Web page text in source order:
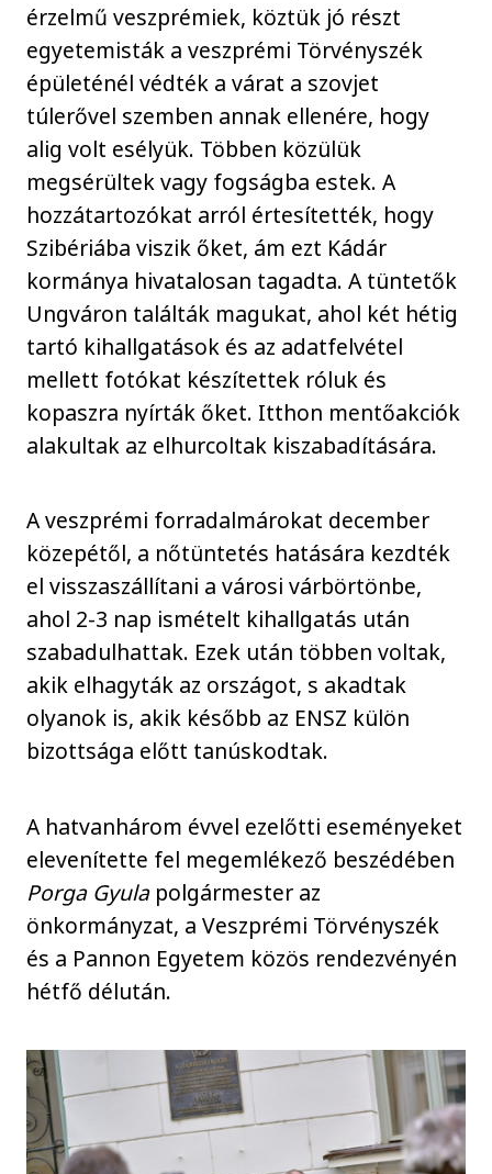
érzelmű veszprémiek, köztük jó részt
egyetemisták a veszprémi Törvényszék
épületénél védték a várat a szovjet
túlerővel szemben annak ellenére, hogy
alig volt esélyük. Többen közülük
megsérültek vagy fogságba estek. A
hozzátartozókat arról értesítették, hogy
Szibériába viszik őket, ám ezt Kádár
kormánya hivatalosan tagadta. A tüntetők
Ungváron találták magukat, ahol két hétig
tartó kihallgatások és az adatfelvétel
mellett fotókat készítettek róluk és
kopaszra nyírták őket. Itthon mentőakciók
alakultak az elhurcoltak kiszabadítására.
A veszprémi forradalmárokat december
közepétől, a nőtüntetés hatására kezdték
el visszaszállítani a városi várbörtönbe,
ahol 2-3 nap ismételt kihallgatás után
szabadulhattak. Ezek után többen voltak,
akik elhagyták az országot, s akadtak
olyanok is, akik később az ENSZ külön
bizottsága előtt tanúskodtak.
A hatvanhárom évvel ezelőtti eseményeket
elevenítette fel megemlékező beszédében
Porga Gyulapolgármester az
önkormányzat, a Veszprémi Törvényszék
és a Pannon Egyetem közös rendezvényén
hétfő délután.